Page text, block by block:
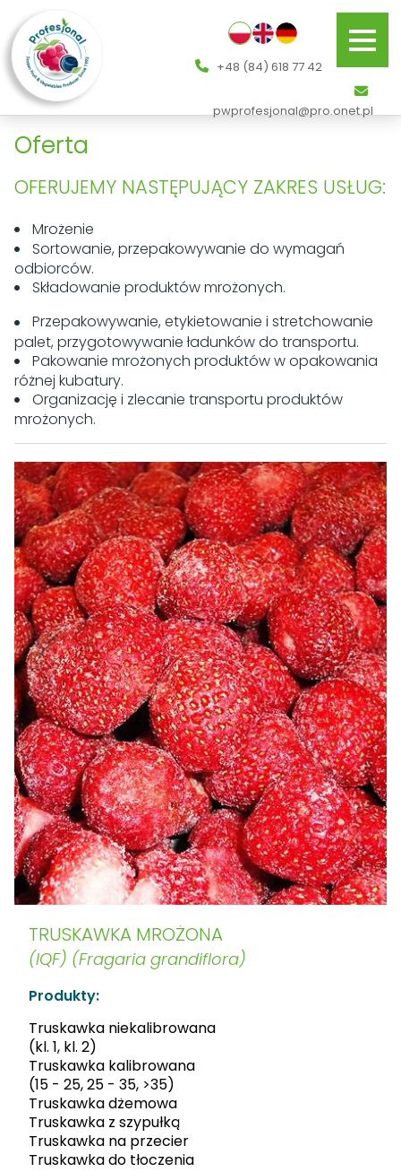
+48 (84) 618 77 42
pwprofesjonal@pro.onet.pl
Oferta
OFERUJEMY NASTĘPUJĄCY ZAKRES USŁUG:
Mrożenie
Sortowanie, przepakowywanie do wymagań
odbiorców.
Składowanie produktów mrożonych.
Przepakowywanie, etykietowanie i stretchowanie
palet, przygotowywanie ładunków do transportu.
Pakowanie mrożonych produktów w opakowania
różnej kubatury.
Organizację i zlecanie transportu produktów
mrożonych.
TRUSKAWKA MROŻONA
(IQF) (Fragaria grandiflora)
Produkty:
Truskawka niekalibrowana
(kl. 1, kl. 2)
Truskawka kalibrowana
(15 - 25, 25 - 35, >35)
Truskawka dżemowa
Truskawka z szypułką
Truskawka na przecier
Truskawka do tłoczenia